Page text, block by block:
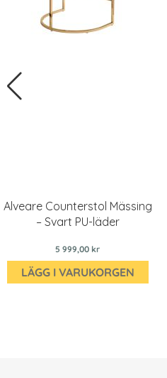
Alveare Counterstol Mässing
– Svart PU-läder
5 999,00 kr
LÄGG I VARUKORGEN